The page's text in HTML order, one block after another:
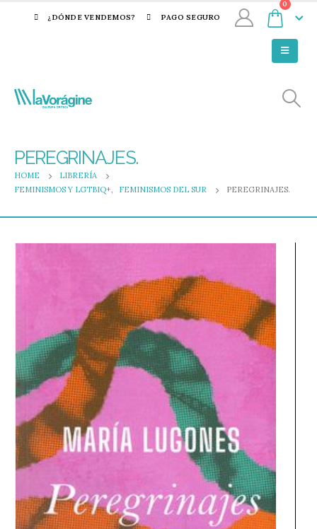
¿DÓNDE VENDEMOS? PAGO SEGURO
0
PEREGRINAJES.
HOME
LIBRERÍA
FEMINISMOS Y LGTBIQ+, FEMINISMOS DEL SUR PEREGRINAJES.